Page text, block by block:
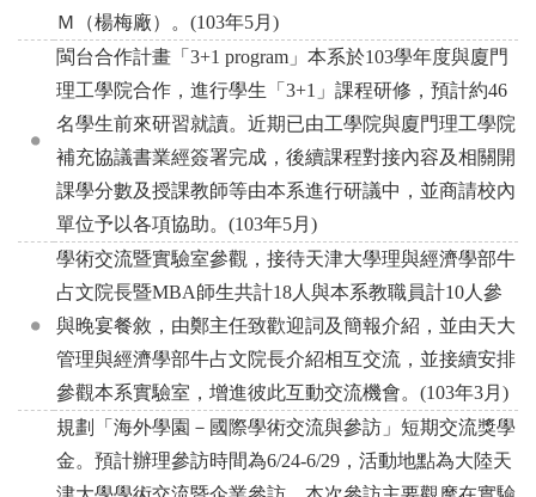
Ｍ（楊梅廠）。(103年5月)
閩台合作計畫「3+1 program」本系於103學年度與廈門
理工學院合作，進行學生「3+1」課程研修，預計約46
名學生前來研習就讀。近期已由工學院與廈門理工學院
補充協議書業經簽署完成，後續課程對接內容及相關開
課學分數及授課教師等由本系進行研議中，並商請校內
單位予以各項協助。(103年5月)
學術交流暨實驗室參觀，接待天津大學理與經濟學部牛
占文院長暨MBA師生共計18人與本系教職員計10人參
與晚宴餐敘，由鄭主任致歡迎詞及簡報介紹，並由天大
管理與經濟學部牛占文院長介紹相互交流，並接續安排
參觀本系實驗室，增進彼此互動交流機會。(103年3月)
規劃「海外學園－國際學術交流與參訪」短期交流獎學
金。預計辦理參訪時間為6/24-6/29，活動地點為大陸天